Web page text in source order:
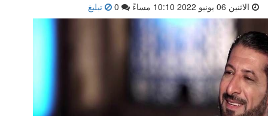
الاثنين 06 يونيو 2022 10:10 مساءً تبليغ